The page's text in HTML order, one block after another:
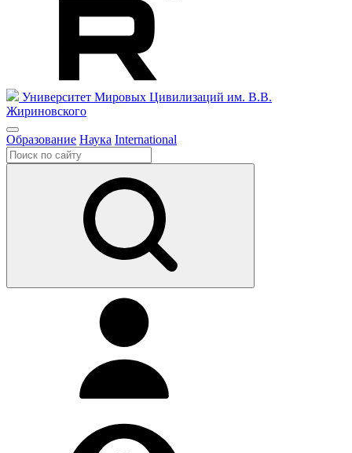
Университет Мировых Цивилизаций им. В.В.
Жириновского
Образование Наука International